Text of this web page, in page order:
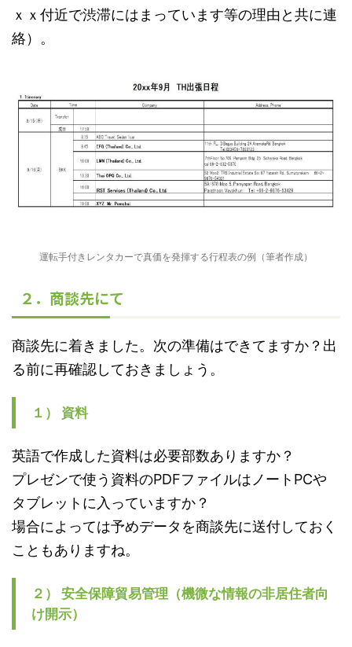
ｘｘ付近で渋滞にはまっています等の理由と共に連
絡）。
運転手付きレンタカーで真価を発揮する行程表の例（筆者作成）
２．商談先にて
商談先に着きました。次の準備はできてますか？出
る前に再確認しておきましょう。
１） 資料
英語で作成した資料は必要部数ありますか？
プレゼンで使う資料のPDFファイルはノートPCや
タブレットに入っていますか？
場合によっては予めデータを商談先に送付しておく
こともありますね。
２） 安全保障貿易管理（機微な情報の非居住者向
け開示）